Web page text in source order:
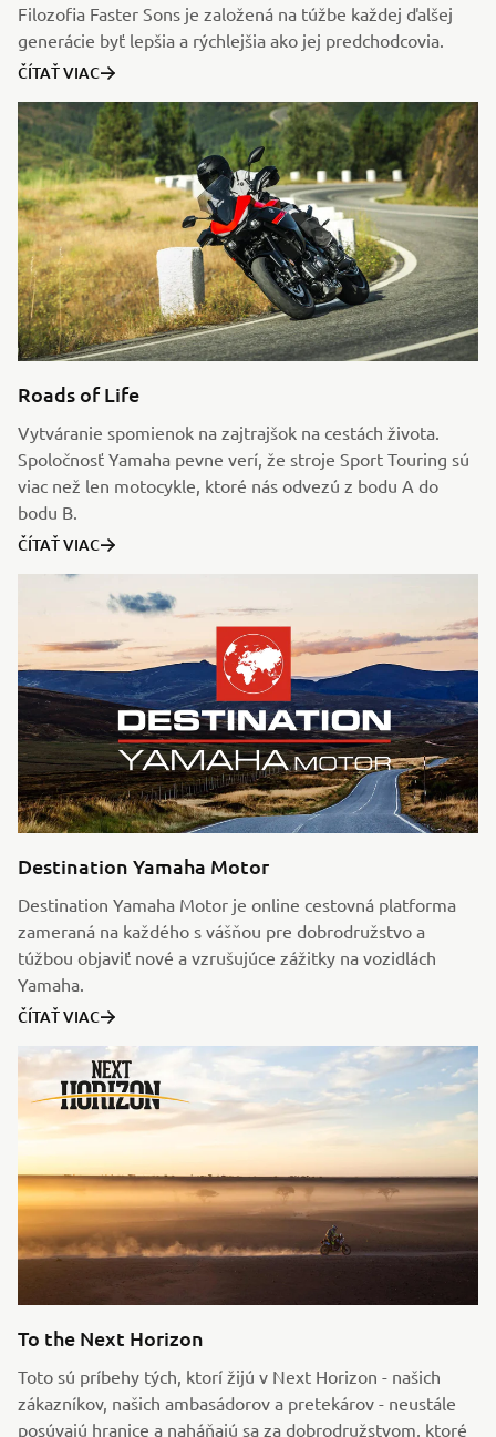
Filozofia Faster Sons je založená na túžbe každej ďalšej
generácie byť lepšia a rýchlejšia ako jej predchodcovia.
ČÍTAŤ VIAC
Roads of Life
Vytváranie spomienok na zajtrajšok na cestách života.
Spoločnosť Yamaha pevne verí, že stroje Sport Touring sú
viac než len motocykle, ktoré nás odvezú z bodu A do
bodu B.
ČÍTAŤ VIAC
Destination Yamaha Motor
Destination Yamaha Motor je online cestovná platforma
zameraná na každého s vášňou pre dobrodružstvo a
túžbou objaviť nové a vzrušujúce zážitky na vozidlách
Yamaha.
ČÍTAŤ VIAC
To the Next Horizon
Toto sú príbehy tých, ktorí žijú v Next Horizon - našich
zákazníkov, našich ambasádorov a pretekárov - neustále
posúvajú hranice a naháňajú sa za dobrodružstvom, ktoré